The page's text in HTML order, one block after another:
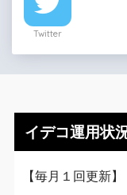
Twitter
イデコ運用状
【毎月１回更新